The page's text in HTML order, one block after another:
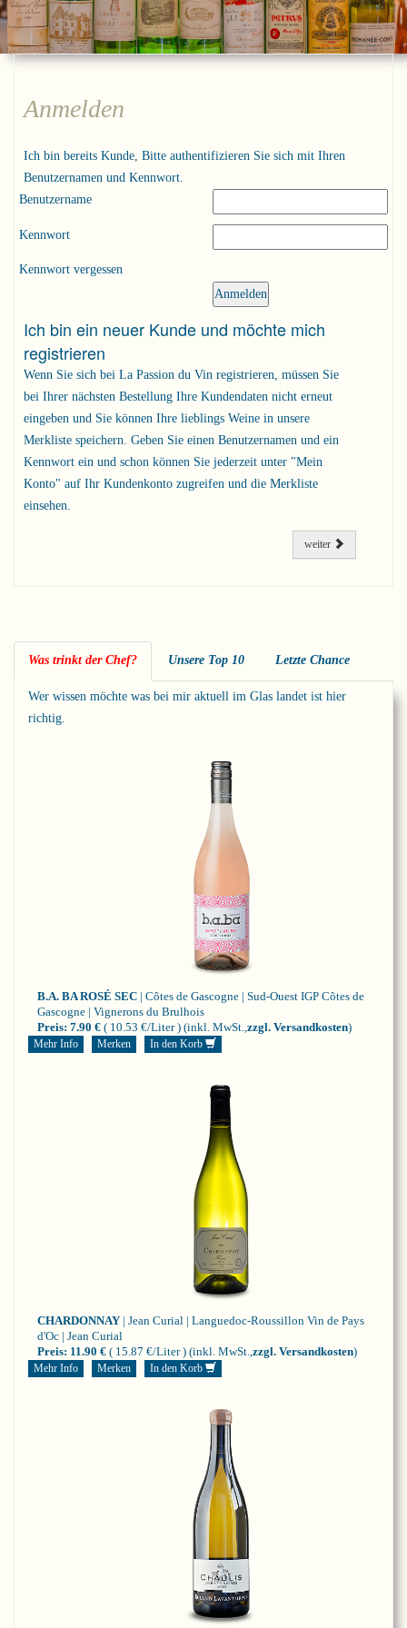
Anmelden
Ich bin bereits Kunde, Bitte authentifizieren Sie sich mit Ihren
Benutzernamen und Kennwort.
Benutzername
Kennwort
Kennwort vergessen
Ich bin ein neuer Kunde und möchte mich
registrieren
Wenn Sie sich bei La Passion du Vin registrieren, müssen Sie
bei Ihrer nächsten Bestellung Ihre Kundendaten nicht erneut
eingeben und Sie können Ihre lieblings Weine in unsere
Merkliste speichern. Geben Sie einen Benutzernamen und ein
Kennwort ein und schon können Sie jederzeit unter "Mein
Konto" auf Ihr Kundenkonto zugreifen und die Merkliste
einsehen.
weiter
Was trinkt der Chef? Unsere Top 10 Letzte Chance
Wer wissen möchte was bei mir aktuell im Glas landet ist hier
richtig.
B.A. BA ROSÉ SEC | Côtes de Gascogne | Sud-Ouest IGP Côtes de
Gascogne | Vignerons du Brulhois
Preis: 7.90 € ( 10.53 €/Liter ) (inkl. MwSt.,zzgl. Versandkosten)
Mehr Info Merken In den Korb
CHARDONNAY | Jean Curial | Languedoc-Roussillon Vin de Pays
d'Oc | Jean Curial
Preis: 11.90 € ( 15.87 €/Liter ) (inkl. MwSt., zzgl. Versandkosten)
Mehr Info Merken In den Korb